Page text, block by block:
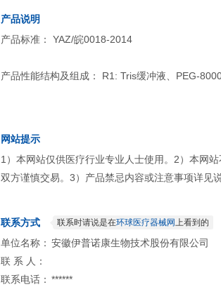
产品说明
产品标准： YAZ/皖0018-2014
产品性能结构及组成： R1: Tris缓冲液、PEG-
网站提示
1）本网站仅供医疗行业专业人士使用。2）本网
双方谨慎交易。3）产品禁忌内容或注意事项详见
联系方式 联系时请说是在环球医疗器械网上看到的
单位名称： 安徽伊普诺康生物技术股份有限公司
联 系 人：
联系电话： ******